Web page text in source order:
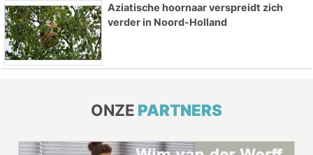
Aziatische hoornaar verspreidt zich
verder in Noord-Holland
ONZE PARTNERS